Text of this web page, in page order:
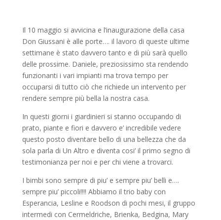
Il 10 maggio si avvicina e l’inaugurazione della casa
Don Giussani è alle porte…. il lavoro di queste ultime
settimane è stato davvero tanto e di più sarà quello
delle prossime. Daniele, preziosissimo sta rendendo
funzionanti i vari impianti ma trova tempo per
occuparsi di tutto ciò che richiede un intervento per
rendere sempre più bella la nostra casa.
In questi giorni i giardinieri si stanno occupando di
prato, piante e fiori e davvero e’ incredibile vedere
questo posto diventare bello di una bellezza che da
sola parla di Un Altro e diventa cosi’ il primo segno di
testimonianza per noi e per chi viene a trovarci.
I bimbi sono sempre di piu’ e sempre piu’ belli e….
sempre piu’ piccoli!!!! Abbiamo il trio baby con
Esperancia, Lesline e Roodson di pochi mesi, il gruppo
intermedi con Cermeldriche, Brienka, Bedgina, Mary